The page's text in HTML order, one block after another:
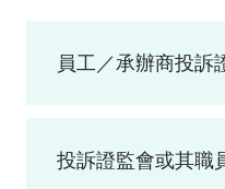
新聞稿及公布
員工／承辦商投訴
投訴證監會或其職